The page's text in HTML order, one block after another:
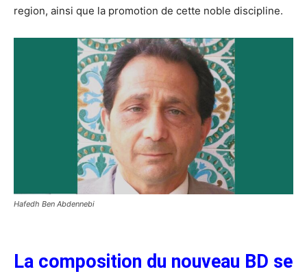
region, ainsi que la promotion de cette noble discipline.
Hafedh Ben Abdennebi
La composition du nouveau BD se